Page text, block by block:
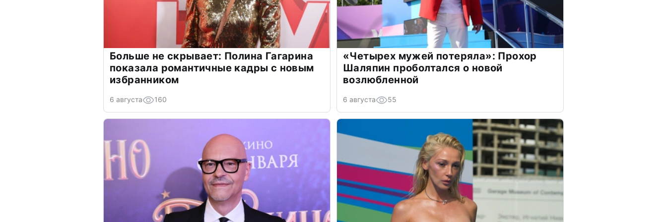
Больше не скрывает: Полина Гагарина
показала романтичные кадры с новым
избранником
6 августа 160
«Четырех мужей потеряла»: Прохор
Шаляпин проболтался о новой
возлюбленной
6 августа 55